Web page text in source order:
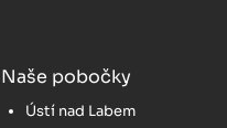
Naše pobočky
Ústí nad Labem